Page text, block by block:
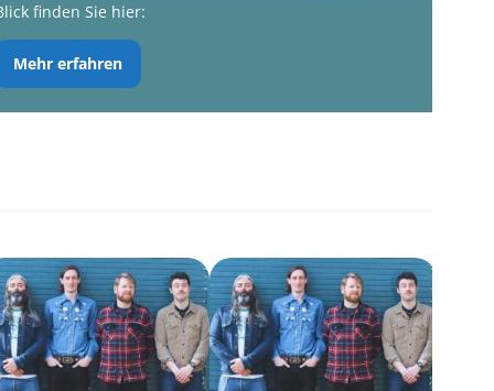
finden Sie hier:
Mehr erfahren